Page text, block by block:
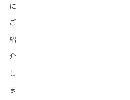
に
ご
紹
介
し
ま